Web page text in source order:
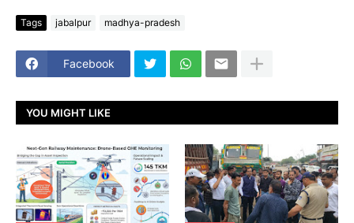
Tags jabalpur madhya-pradesh
Facebook
YOU MIGHT LIKE